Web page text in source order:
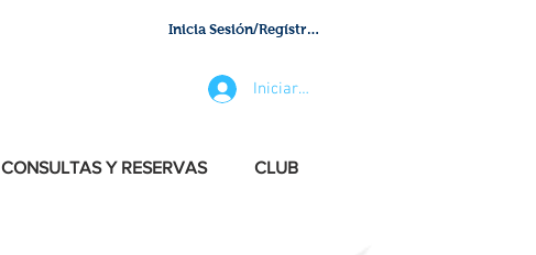
Inicia Sesión/Regístrate
Iniciar sesión
CONSULTAS Y RESERVAS CLUB